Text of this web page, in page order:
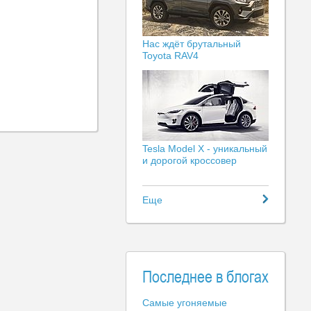
Нас ждёт брутальный
Toyota RAV4
Tesla Model X - уникальный
и дорогой кроссовер
Еще
Последнее в блогах
Самые угоняемые